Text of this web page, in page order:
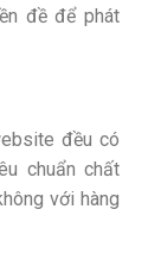
đề để phát
đều có
chuẩn chất
với hàng